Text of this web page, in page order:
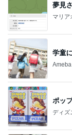
夢見
マリア
学童
ポッ
ディ